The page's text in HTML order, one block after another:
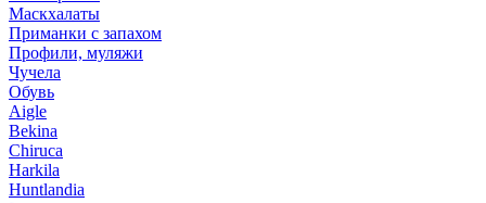
Маскхалаты
Приманки с запахом
Профили, муляжи
Чучела
Обувь
Aigle
Bekina
Chiruсa
Harkila
Huntlandia